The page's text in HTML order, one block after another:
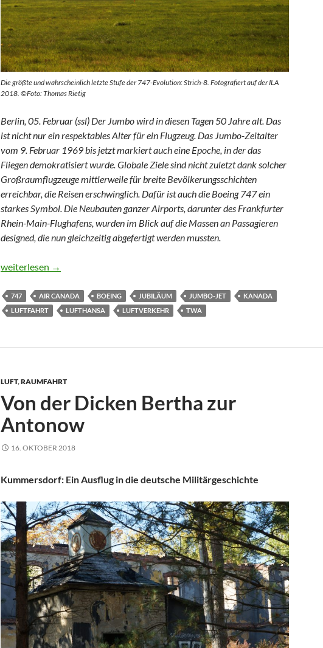
Die größte und wahrscheinlich letzte Stufe der 747-Evolution: Strich-8. Fotografiert auf der ILA
2018. ©Foto: Thomas Rietig
Berlin, 05. Februar (ssl) Der Jumbo wird in diesen Tagen 50 Jahre alt. Das
ist nicht nur ein respektables Alter für ein Flugzeug. Das Jumbo-Zeitalter
vom 9. Februar 1969 bis jetzt markiert auch eine Epoche, in der das
Fliegen demokratisiert wurde. Globale Ziele sind nicht zuletzt dank solcher
Großraumflugzeuge mittlerweile für breite Bevölkerungsschichten
erreichbar, die Reisen erschwinglich. Dafür ist auch die Boeing 747 ein
starkes Symbol. Die Neubauten ganzer Airports, darunter des Frankfurter
Rhein-Main-Flughafens, wurden im Blick auf die Massen an Passagieren
designed, die nun gleichzeitig abgefertigt werden mussten.
Der Jumbo gegen das Fernweh
weiterlesen →
747 AIR CANADA BOEING JUBILÄUM JUMBO-JET
KANADA
LUFTFAHRT
LUFTHANSA LUFTVERKEHR TWA
LUFT,RAUMFAHRT
Von der Dicken Bertha zur
Antonow
16. OKTOBER 2018
Kummersdorf: Ein Ausflug in die deutsche Militärgeschichte